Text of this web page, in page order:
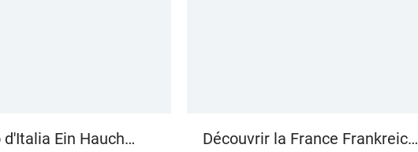
Ein Hauch
Découvrir la France Frankreich